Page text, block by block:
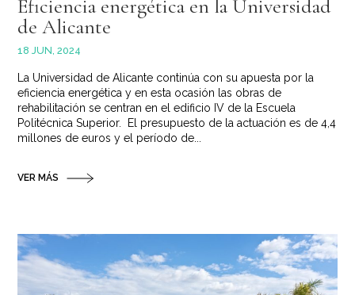
Eficiencia energética en la Universidad
de Alicante
18 JUN, 2024
La Universidad de Alicante continúa con su apuesta por la
eficiencia energética y en esta ocasión las obras de
rehabilitación se centran en el edificio IV de la Escuela
Politécnica Superior. El presupuesto de la actuación es de 4,4
millones de euros y el período de...
VER MÁS